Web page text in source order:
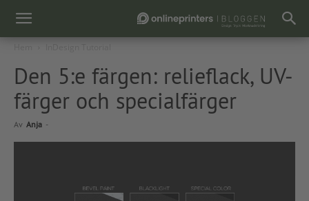
Den 5:e färgen: relieflack, UV-
färger och specialfärger
Av Anja -